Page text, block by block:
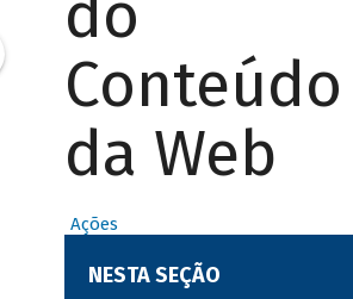
do
Conteúdo
da Web
Ações
NESTA SEÇÃO